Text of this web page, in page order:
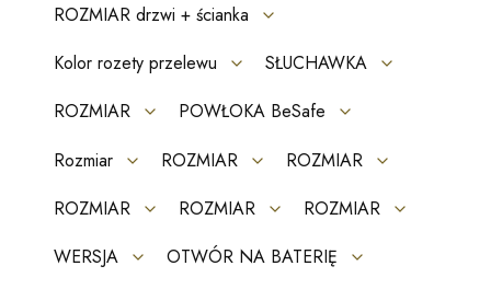
ROZMIAR drzwi + ścianka
Kolor rozety przelewu
SŁUCHAWKA
ROZMIAR
POWŁOKA BeSafe
Rozmiar
ROZMIAR
ROZMIAR
ROZMIAR
ROZMIAR
ROZMIAR
WERSJA
OTWÓR NA BATERIĘ